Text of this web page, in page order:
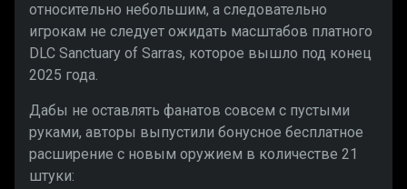
относительно небольшим, а следовательно
игрокам не следует ожидать масштабов платного
DLC Sanctuary of Sarras, которое вышло под конец
2025 года.
Дабы не оставлять фанатов совсем с пустыми
руками, авторы выпустили бонусное бесплатное
расширение с новым оружием в количестве 21
штуки: